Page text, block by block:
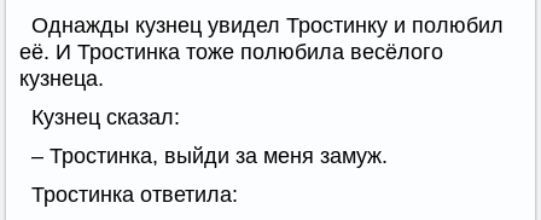
Однажды кузнец увидел Тростинку и полюбил
её. И Тростинка тоже полюбила весёлого
кузнеца.
Кузнец сказал:
– Тростинка, выйди за меня замуж.
Тростинка ответила: